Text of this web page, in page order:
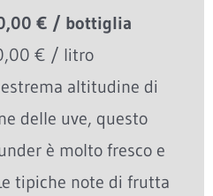
€ / bottiglia
€ / litro
altitudine di
delle uve, questo
è molto fresco e
tipiche note di frutta